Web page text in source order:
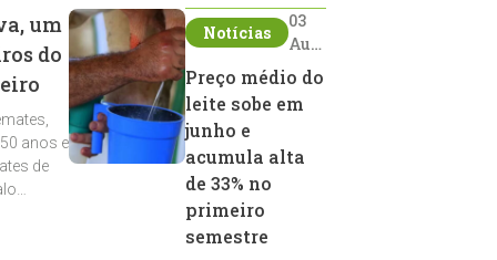
um
do
anos e
de
Sumário de Touros,
debates, podcast,
reprodutores e
homenagens
integram a
programação da
entidade durante a
ExpoGenética 2026
Notícias
03
Aug
2026
Preço médio do
leite sobe em
junho e
acumula alta
de 33% no
primeiro
semestre